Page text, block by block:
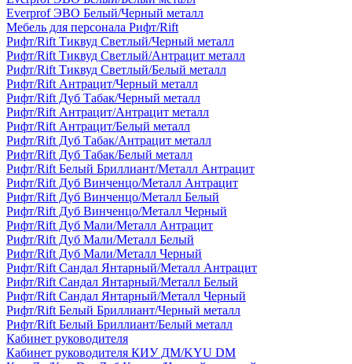
Everprof ЭВО Белый/Черный металл
Мебель для персонала Рифт/Rift
Рифт/Rift Тиквуд Светлый/Черный металл
Рифт/Rift Тиквуд Светлый/Антрацит металл
Рифт/Rift Тиквуд Светлый/Белый металл
Рифт/Rift Антрацит/Черный металл
Рифт/Rift Дуб Табак/Черный металл
Рифт/Rift Антрацит/Антрацит металл
Рифт/Rift Антрацит/Белый металл
Рифт/Rift Дуб Табак/Антрацит металл
Рифт/Rift Дуб Табак/Белый металл
Рифт/Rift Белый Бриллиант/Металл Антрацит
Рифт/Rift Дуб Винченцо/Металл Антрацит
Рифт/Rift Дуб Винченцо/Металл Белый
Рифт/Rift Дуб Винченцо/Металл Черный
Рифт/Rift Дуб Мали/Металл Антрацит
Рифт/Rift Дуб Мали/Металл Белый
Рифт/Rift Дуб Мали/Металл Черный
Рифт/Rift Сандал Янтарный/Металл Антрацит
Рифт/Rift Сандал Янтарный/Металл Белый
Рифт/Rift Сандал Янтарный/Металл Черный
Рифт/Rift Белый Бриллиант/Черный металл
Рифт/Rift Белый Бриллиант/Белый металл
Кабинет руководителя
Кабинет руководителя КИУ ДМ/KYU DM